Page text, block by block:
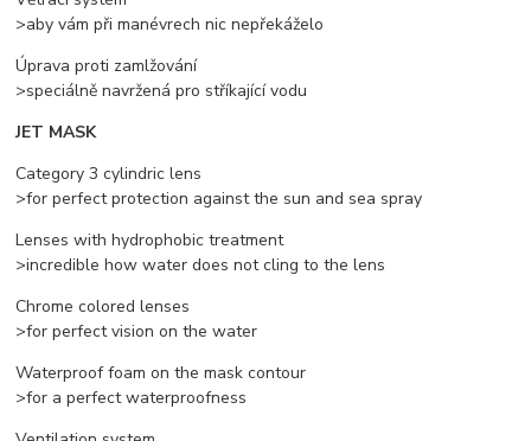
>aby vám při manévrech nic nepřekáželo
Úprava proti zamlžování
>speciálně navržená pro stříkající vodu
JET MASK
Category 3 cylindric lens
>for perfect protection against the sun and sea spray
Lenses with hydrophobic treatment
>incredible how water does not cling to the lens
Chrome colored lenses
>for perfect vision on the water
Waterproof foam on the mask contour
>for a perfect waterproofness